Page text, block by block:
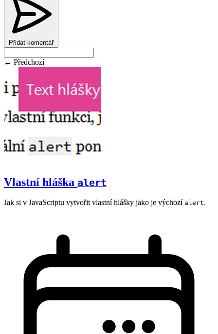
Přidat komentář
← Předchozí
Vlastní hláška alert
Jak si v JavaScriptu vytvořit vlastní hlášky jako je výchozí alert.